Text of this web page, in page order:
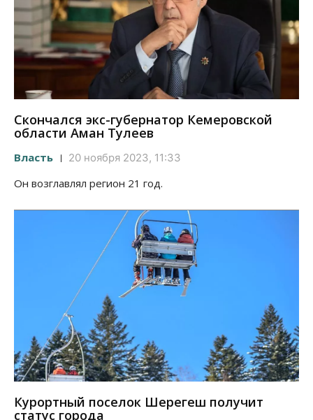
Скончался экс-губернатор Кемеровской
области Аман Тулеев
Власть 20 ноября 2023, 11:33
Он возглавлял регион 21 год.
Курортный поселок Шерегеш получит
статус города